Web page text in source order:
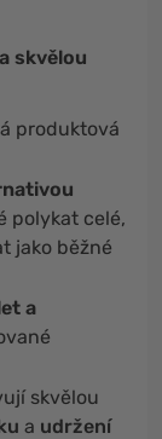
skvělou
produktová
polykat celé,
jako běžné
a
skvělou
a udržení